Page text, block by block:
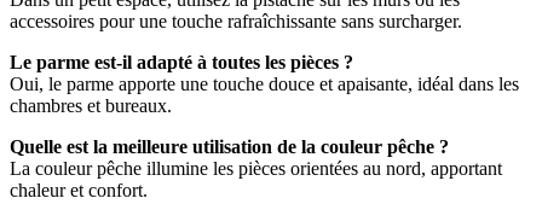
accessoires pour une touche rafraîchissante sans surcharger.
Le parme est-il adapté à toutes les pièces ?
Oui, le parme apporte une touche douce et apaisante, idéal dans les
chambres et bureaux.
Quelle est la meilleure utilisation de la couleur pêche ?
La couleur pêche illumine les pièces orientées au nord, apportant
chaleur et confort.